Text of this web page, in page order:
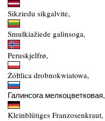
Sikziedu sikgalvite,
Smulkiažiede galinsoga,
Peruskjelfrø,
Żółtlica drobnokwiatowa,
Галинсога мелкоцветковая,
Kleinblütiges Franzosenkraut,